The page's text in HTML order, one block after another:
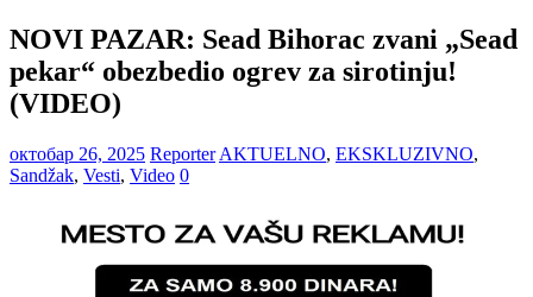
NOVI PAZAR: Sead Bihorac zvani „Sead
pekar“ obezbedio ogrev za sirotinju!
(VIDEO)
октобар 26, 2025 Reporter AKTUELNO, EKSKLUZIVNO,
Sandžak, Vesti, Video 0